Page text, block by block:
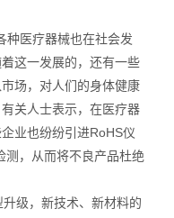
医疗器械也在社会发
这一发展的，还有一些
场，对人们的身体健康
关人士表示，在医疗器
业也纷纷引进RoHS仪
测，从而将不良产品杜绝
级，新技术、新材料的